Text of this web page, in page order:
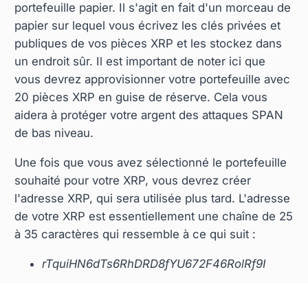
portefeuille papier. Il s'agit en fait d'un morceau de
papier sur lequel vous écrivez les clés privées et
publiques de vos pièces XRP et les stockez dans
un endroit sûr. Il est important de noter ici que
vous devrez approvisionner votre portefeuille avec
20 pièces XRP en guise de réserve. Cela vous
aidera à protéger votre argent des attaques SPAN
de bas niveau.
Une fois que vous avez sélectionné le portefeuille
souhaité pour votre XRP, vous devrez créer
l'adresse XRP, qui sera utilisée plus tard. L'adresse
de votre XRP est essentiellement une chaîne de 25
à 35 caractères qui ressemble à ce qui suit :
rTquiHN6dTs6RhDRD8fYU672F46RolRf9I